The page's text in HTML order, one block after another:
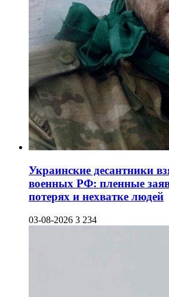
Украинские десантники
военных РФ: пленные
потерях и нехватке людей
03-08-2026 3 234